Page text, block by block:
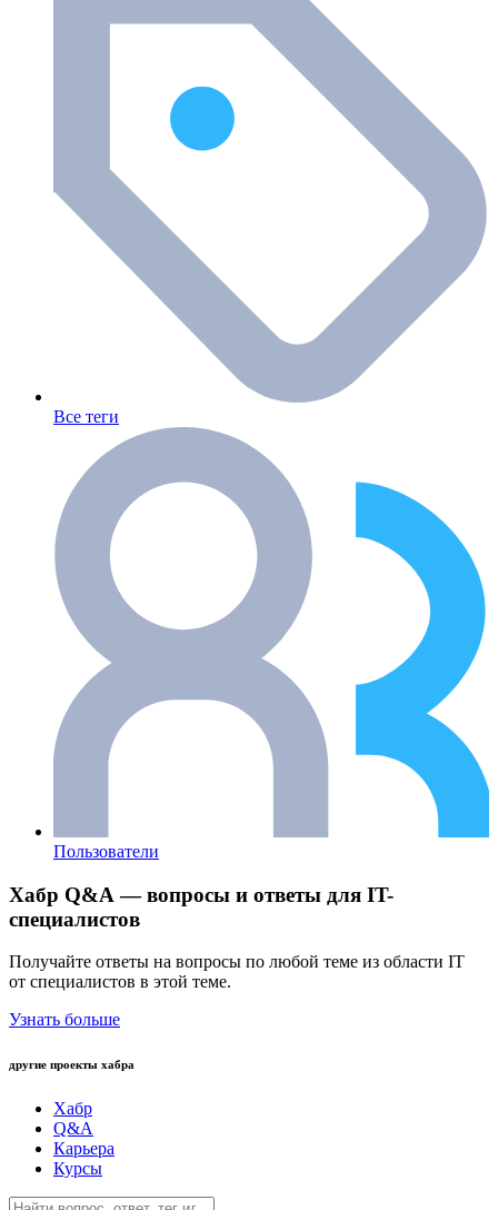
Все теги
Пользователи
Хабр Q&A — вопросы и ответы для IT-
специалистов
Получайте ответы на вопросы по любой теме из области IT
от специалистов в этой теме.
Узнать больше
другие проекты хабра
Хабр
Q&A
Карьера
Курсы